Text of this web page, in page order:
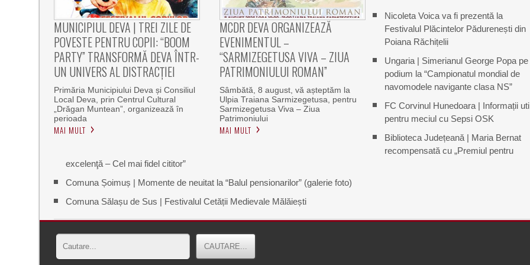
MUNICIPIUL DEVA | TREI ZILE DE
POVESTE PENTRU COPII: “BOOM
PARTY” TRANSFORMĂ DEVA ÎNTR-
UN UNIVERS AL DISTRACȚIEI
Primăria Municipiului Deva și Consiliul
Local Deva, prin Centrul Cultural
„Drăgan Muntean”, organizează în
perioada
MAI MULT
MCDR DEVA ORGANIZEAZĂ
EVENIMENTUL –
“SARMIZEGETUSA VIVA – ZIUA
PATRIMONIULUI ROMAN”
Sâmbătă, 8 august, vă așteptăm la
Ulpia Traiana Sarmizegetusa, pentru
Sarmizegetusa Viva – Ziua
Patrimoniului
MAI MULT
Nicoleta Voica va fi prezentă la
Festivalul Plăcintelor Pădurenești din
Poiana Răchițelii
Ungaria | Simerianul George Popa pe
podium la “Campionatul mondial de
navomodele navigante clasa NS”
FC Corvinul Hunedoara | Informații
pentru meciul cu Sepsi OSK
Biblioteca Județeană | Maria Bernat
recompensată cu „Premiul pentru
excelenţă – Cel mai fidel cititor”
Comuna Șoimuș | Momente de neuitat la “Balul pensionarilor” (galerie foto)
Comuna Sălașu de Sus | Festivalul Cetății Medievale Mălăiești